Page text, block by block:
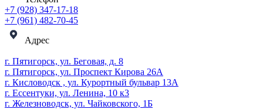
+7 (928) 347-17-18
+7 (961) 482-70-45
Адрес
г. Пятигорск, ул. Беговая, д. 8
г. Пятигорск, ул. Проспект Кирова 26А
г. Кисловодск , ул. Курортный бульвар 13А
г. Ессентуки, ул. Ленина, 10 к3
г. Железноводск, ул. Чайковского, 1Б